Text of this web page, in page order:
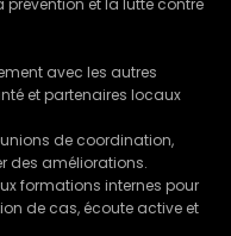
et la lutte contre
avec les autres
et partenaires locaux
de coordination,
des améliorations.
formations internes pour
de cas, écoute active et